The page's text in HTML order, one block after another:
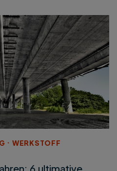
WERKSTOFF
6 ultimative